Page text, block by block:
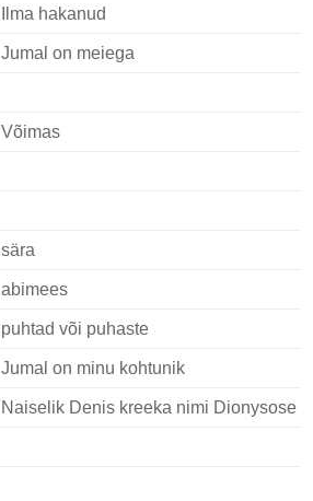
Ilma hakanud
Jumal on meiega
Võimas
sära
abimees
puhtad või puhaste
Jumal on minu kohtunik
Naiselik Denis kreeka nimi Dionysose